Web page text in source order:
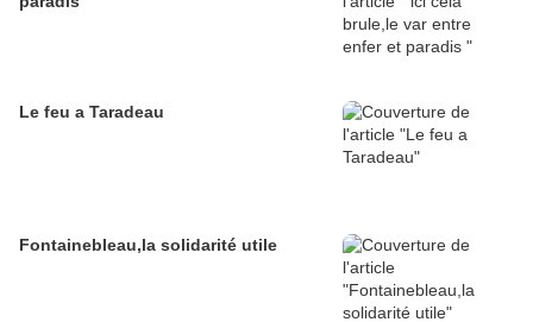
Le feu a Taradeau
Fontainebleau,la solidarité utile